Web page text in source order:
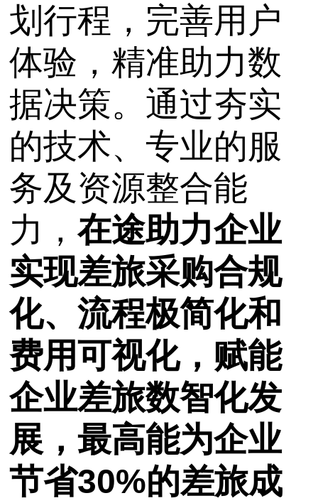
划行程， 完善用户
体验，精准助力数
据决策。 通过夯实
的技术、专业的服
务及资源整合能
力，在途助力企业
实现差旅采购合规
化、流程极简化和
费用可视化，赋能
企业差旅数智化发
展，最高能为企业
节省30%的差旅成